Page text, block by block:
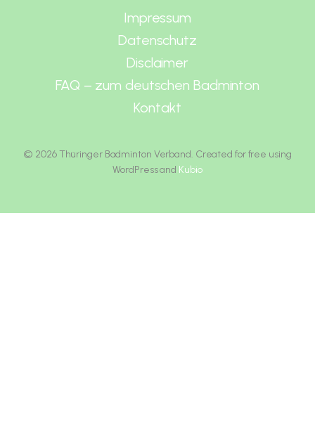
Impressum
Datenschutz
Disclaimer
FAQ – zum deutschen Badminton
Kontakt
© 2026 Thüringer Badminton Verband. Created for free using
WordPress and Kubio